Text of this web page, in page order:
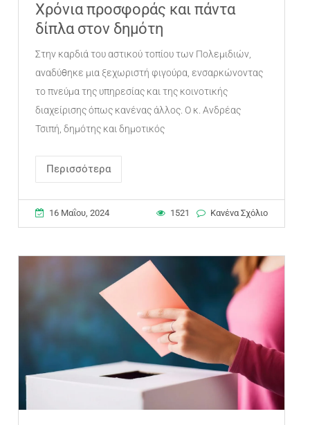
Χρόνια προσφοράς και πάντα
δίπλα στον δημότη
Στην καρδιά του αστικού τοπίου των Πολεμιδιών,
αναδύθηκε μια ξεχωριστή φιγούρα, ενσαρκώνοντας
το πνεύμα της υπηρεσίας και της κοινοτικής
διαχείρισης όπως κανένας άλλος. Ο κ. Ανδρέας
Τσιπή, δημότης και δημοτικός
Περισσότερα
16 Μαΐου, 2024 1521 Κανένα Σχόλιο